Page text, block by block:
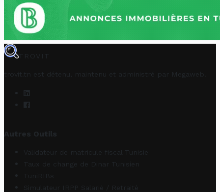
TROVIT
trovit.tn est détenu, maintenu et administré par Megaweb
Autres Outils
Validateur de matricule fiscal Tunisie
Taux de change de Dinar Tunisien
TuniRIBs
Simulateur IRPP Salarié / Retraité